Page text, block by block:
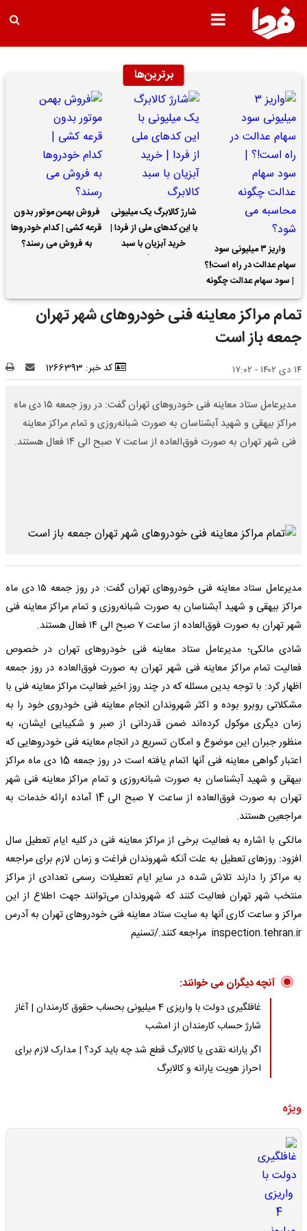
برترین‌ها
واریز ۳ میلیونی سود
سهام عدالت در راه است!؟
| سود سهام عدالت چگونه
محاسبه می شود؟
شارژ کالابرگ یک میلیونی
با این کدهای ملی از فردا |
خرید آبزیان با سبد
فروش بهمن موتور بدون
قرعه کشی | کدام خودروها
به فروش می رسند؟
تمام مراکز معاینه فنی خودروهای شهر تهران
جمعه باز است
۱۴ دی ۱۴۰۲ - ۱۷:۰۲ کد خبر: 1266393
مدیرعامل ستاد معاینه فنی خودروهای تهران گفت: در روز جمعه ۱۵ دی ماه
مراکز بیهقی و شهید آبشناسان به صورت شبانه‌روزی و تمام مراکز معاینه
فنی شهر تهران به صورت فوق‌العاده از ساعت ۷ صبح الی ۱۴ فعال هستند.
مدیرعامل ستاد معاینه فنی خودروهای تهران گفت: در روز جمعه ۱۵ دی ماه
مراکز بیهقی و شهید آبشناسان به صورت شبانه‌روزی و تمام مراکز معاینه فنی
شهر تهران به صورت فوق‌العاده از ساعت ۷ صبح الی ۱۴ فعال هستند.
شادی مالکی؛ مدیرعامل ستاد معاینه فنی خودروهای تهران در خصوص
فعالیت تمام مراکز معاینه فنی شهر تهران به صورت فوق‌العاده در روز جمعه
اظهار کرد: با توجه بدین مسئله که در چند روز اخیر فعالیت مراکز معاینه فنی با
مشکلاتی روبرو بوده و اکثر شهروندان انجام معاینه فنی خودروی خود را به
زمان دیگری موکول کرده‌اند ضمن قدردانی از صبر و شکیبایی ایشان، به
منظور جبران این موضوع و امکان تسریع در انجام معاینه فنی خودروهایی که
اعتبار گواهی معاینه فنی آنها اتمام یافته است در روز جمعه 15 دی ماه مراکز
بیهقی و شهید آبشناسان به صورت شبانه‌روزی و تمام مراکز معاینه فنی شهر
تهران به صورت فوق‌العاده از ساعت 7 صبح الی 14 آماده ارائه خدمات به
مراجعین هستند.
مالکی با اشاره به فعالیت برخی از مراکز معاینه فنی در کلیه ایام تعطیل سال
افزود: روزهای تعطیل به علت آنکه شهروندان فراغت و زمان لازم برای مراجعه
به مراکز را دارند تلاش شده در سایر ایام تعطیلات رسمی تعدادی از مراکز
منتخب شهر تهران فعالیت کنند که شهروندان می‌توانند جهت اطلاع از این
مراکز و ساعت کاری آنها به سایت ستاد معاینه فنی خودروهای تهران به آدرس
inspection.tehran.ir مراجعه کنند./تسنیم
آنچه دیگران می خوانند:
غافلگیری دولت با واریزی 4 میلیونی بحساب حقوق کارمندان | آغاز
شارژ حساب کارمندان از امشب
اگر یارانه نقدی یا کالابرگ قطع شد چه باید کرد؟ | مدارک لازم برای
احراز هویت یارانه و کالابرگ
ویژه